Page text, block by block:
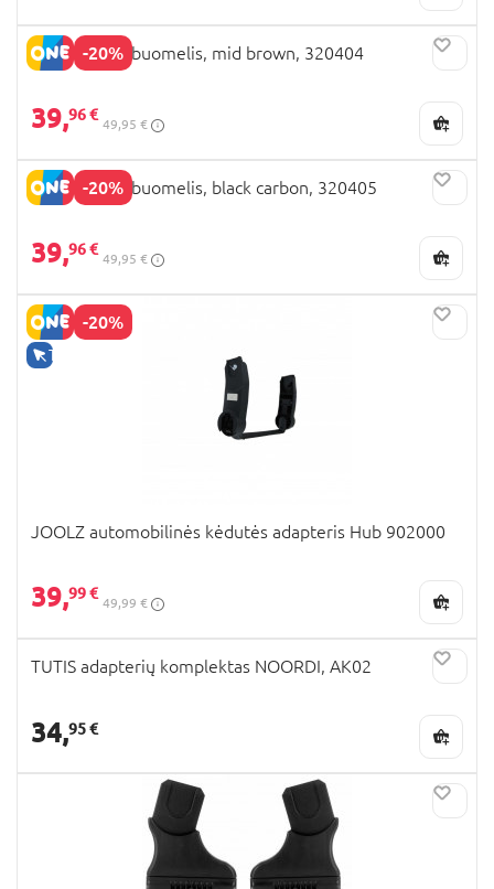
-20%
JOOLZ Aer2 buomelis, mid brown, 320404
39,96 €
49,95 €
-20%
JOOLZ Aer2 buomelis, black carbon, 320405
39,96 €
49,95 €
-20%
TIK INTERNETU
JOOLZ automobilinės kėdutės adapteris Hub 902000
39,99 €
49,99 €
TUTIS adapterių komplektas NOORDI, AK02
34,95 €